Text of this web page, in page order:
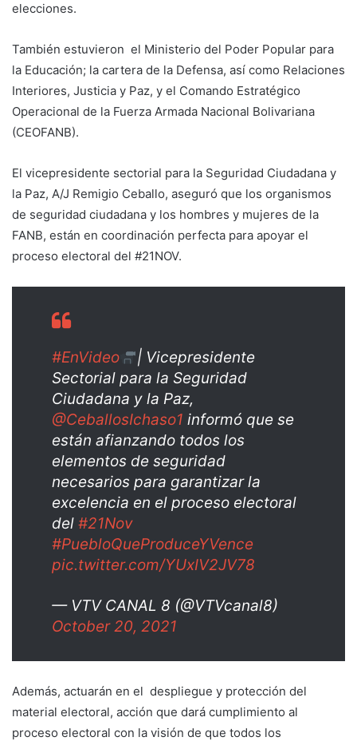
elecciones.
También estuvieron el Ministerio del Poder Popular para
la Educación; la cartera de la Defensa, así como Relaciones
Interiores, Justicia y Paz, y el Comando Estratégico
Operacional de la Fuerza Armada Nacional Bolivariana
(CEOFANB).
El vicepresidente sectorial para la Seguridad Ciudadana y
la Paz, A/J Remigio Ceballo, aseguró que los organismos
de seguridad ciudadana y los hombres y mujeres de la
FANB, están en coordinación perfecta para apoyar el
proceso electoral del #21NOV.
#EnVideo
| Vicepresidente
Sectorial para la Seguridad
Ciudadana y la Paz,
@CeballosIchaso1 informó que se
están afianzando todos los
elementos de seguridad
necesarios para garantizar la
excelencia en el proceso electoral
del #21Nov
#PuebloQueProduceYVence
pic.twitter.com/YUxIV2JV78
— VTV CANAL 8 (@VTVcanal8)
October 20, 2021
Además, actuarán en el despliegue y protección del
material electoral, acción que dará cumplimiento al
proceso electoral con la visión de que todos los